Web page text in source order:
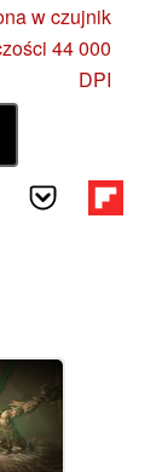
w czujnik
44 000
DPI